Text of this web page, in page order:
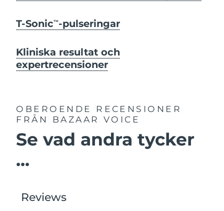
T-SonicTM -pulseringar
Kliniska resultat och
expertrecensioner
OBEROENDE RECENSIONER
FRÅN BAZAAR VOICE
Se vad andra tycker
...